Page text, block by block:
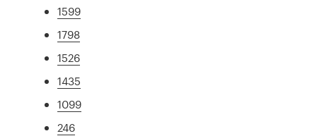
1599
1798
1526
1435
1099
246